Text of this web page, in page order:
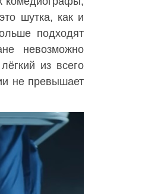
шутка, как и
подходят
невозможно
из всего
не превышает